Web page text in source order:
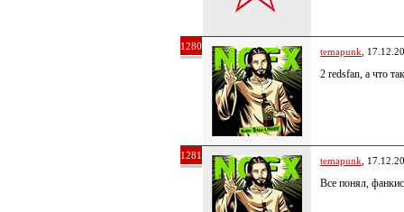
1280 temapunk ,
2 redsfan, а что
1281 temapunk ,
Все понял,